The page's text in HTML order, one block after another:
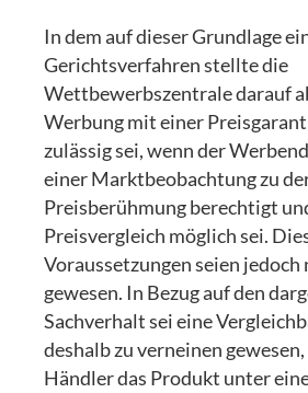
In dem auf dieser Grundlage
Gerichtsverfahren stellte die
Wettbewerbszentrale darauf
Werbung mit einer
zulässig sei, wenn der
einer Marktbeobachtung zu
Preisberühmung berechtigt
Preisvergleich möglich sei.
Voraussetzungen seien
gewesen. In Bezug auf den
Sachverhalt sei eine
deshalb zu verneinen
Händler das Produkt unter